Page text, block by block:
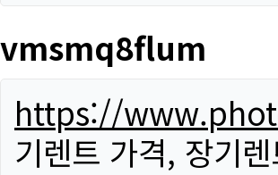
vmsmq8flum
https://
기렌트 가격, 장기